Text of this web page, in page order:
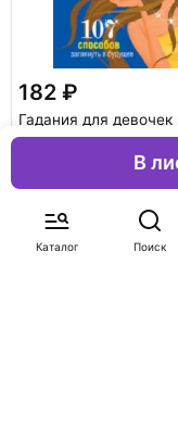
Каталог Поиск
В
182
Гадания для девочек